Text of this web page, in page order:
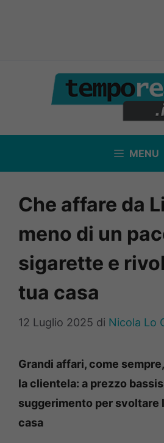
contenuto
MENU
Che affare da
meno di un
sigarette e
tua casa
12 Luglio 2025 di Nicola Lo
Grandi affari, come
la clientela: a prezzo
suggerimento per svoltare
casa